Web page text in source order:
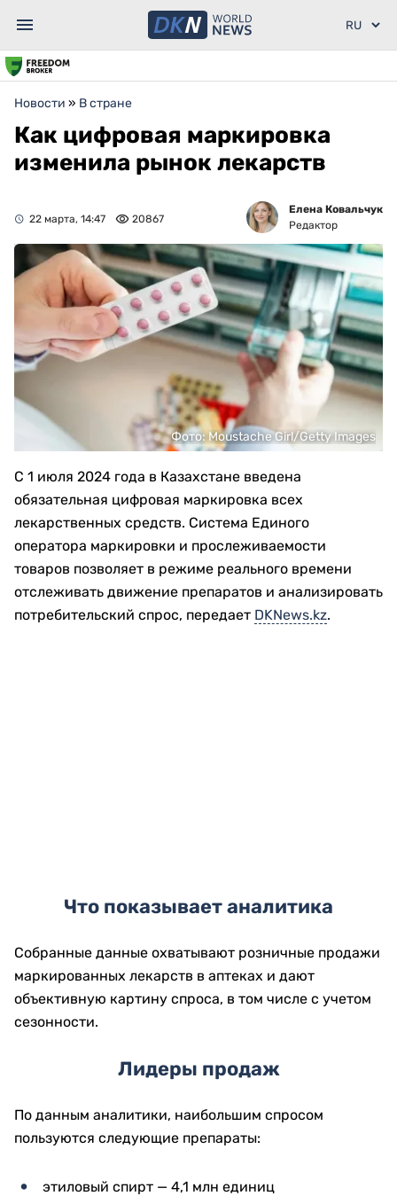
Новости » В стране
Как цифровая маркировка
изменила рынок лекарств
22 марта, 14:47 20867
Елена Ковальчук
Редактор
Фото: Moustache Girl/Getty Images
С 1 июля 2024 года в Казахстане введена
обязательная цифровая маркировка всех
лекарственных средств. Система Единого
оператора маркировки и прослеживаемости
товаров позволяет в режиме реального времени
отслеживать движение препаратов и анализировать
потребительский спрос, передает DKNews.kz.
Что показывает аналитика
Собранные данные охватывают розничные продажи
маркированных лекарств в аптеках и дают
объективную картину спроса, в том числе с учетом
сезонности.
Лидеры продаж
По данным аналитики, наибольшим спросом
пользуются следующие препараты:
этиловый спирт — 4,1 млн единиц